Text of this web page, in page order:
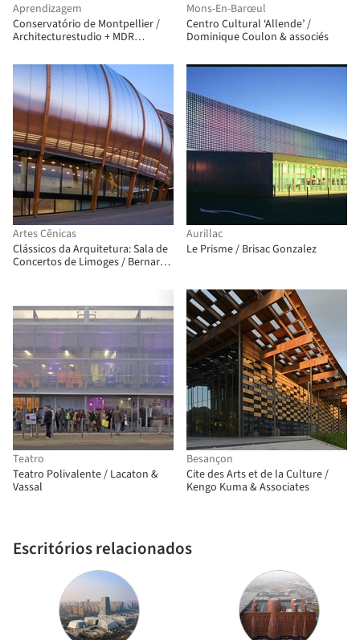
Aprendizagem
Conservatório de Montpellier /
Architecturestudio + MDR
Mons-En-Barœul
Centro Cultural ‘Allende’ /
Dominique Coulon & associés
Artes Cênicas
Clássicos da Arquitetura: Sala de
Concertos de Limoges / Bernard
Aurillac
Le Prisme / Brisac Gonzalez
Teatro
Teatro Polivalente / Lacaton &
Vassal
Besançon
Cite des Arts et de la Culture /
Kengo Kuma & Associates
Escritórios relacionados